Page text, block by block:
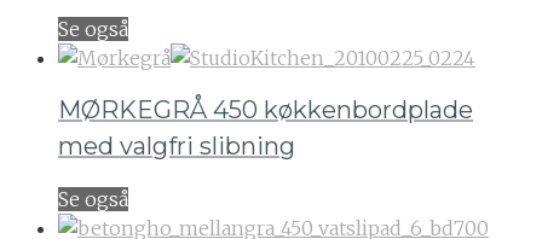
Se også
MØRKEGRÅ 450 køkkenbordplade
med valgfri slibning
Se også